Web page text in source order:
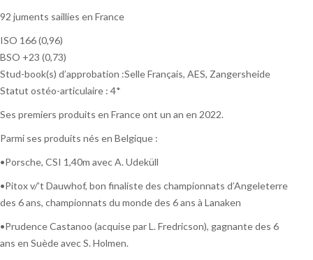
92 juments saillies en France
ISO 166 (0,96)
BSO +23 (0,73)
Stud-book(s) d’approbation :Selle Français, AES, Zangersheide
Statut ostéo-articulaire : 4*
Ses premiers produits en France ont un an en 2022.
Parmi ses produits nés en Belgique :
•Porsche, CSI 1,40m avec A. Udeküll
•Pitox v/’t Dauwhof, bon finaliste des championnats d’Angeleterre
des 6 ans, championnats du monde des 6 ans à Lanaken
•Prudence Castanoo (acquise par L. Fredricson), gagnante des 6
ans en Suède avec S. Holmen.